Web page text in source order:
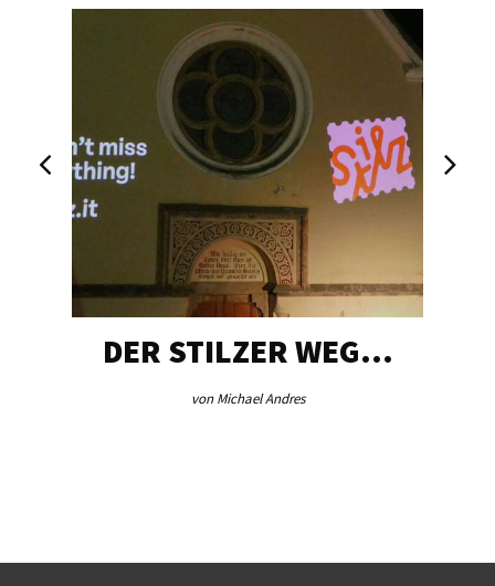
DER STILZER WEG…
von Michael Andres